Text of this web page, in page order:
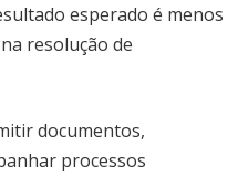
esperado é menos
resolução de
documentos,
processos